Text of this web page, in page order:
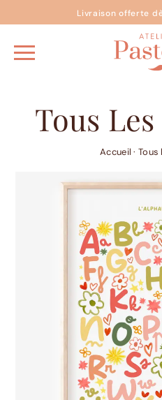
Livraison offerte
Tous
Accueil · Tous